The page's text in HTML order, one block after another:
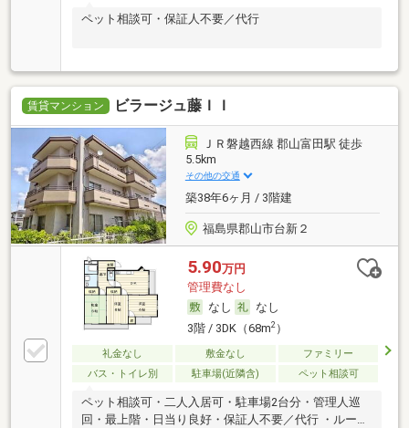
ペット相談可・保証人不要／代行
賃貸マンション ビラージュ藤ＩＩ
ＪＲ磐越西線 郡山富田駅 徒歩
5.5km
その他の交通
築38年6ヶ月 / 3階建
福島県郡山市台新２
5.90万円
管理費なし
なし
なし
3階 / 3DK（68m2）
礼金なし 敷金なし
ファミリー
バス・トイレ別
駐車場(近隣含) ペット相談可
ペット相談可・二人入居可・駐車場2台分・管理人巡
回・最上階・日当り良好・保証人不要／代行 ・ルーム